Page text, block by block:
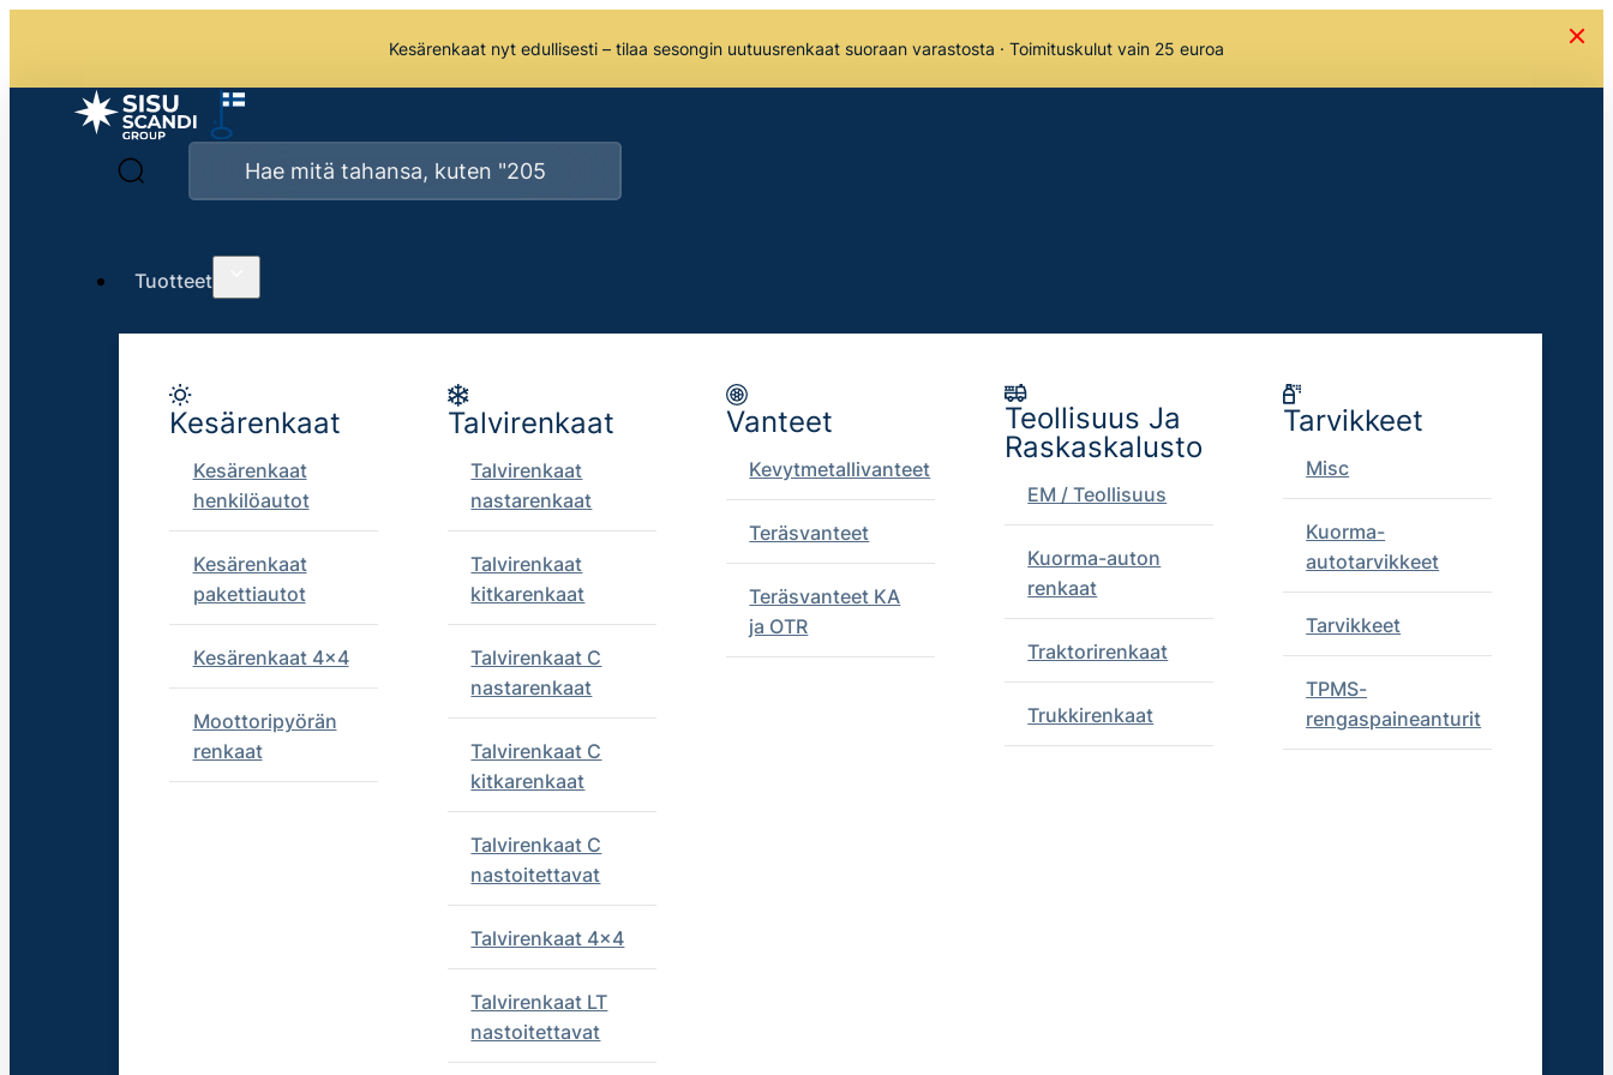
Kesärenkaat nyt edullisesti – tilaa sesongin uutuusrenkaat suoraan varastosta · Toimituskulut vain 25 euroa
Tuotteet
Kesärenkaat
Kesärenkaat
henkilöautot
Kesärenkaat
pakettiautot
Kesärenkaat 4x4
Moottoripyörän
renkaat
Talvirenkaat
Talvirenkaat
nastarenkaat
Talvirenkaat
kitkarenkaat
Talvirenkaat C
nastarenkaat
Talvirenkaat C
kitkarenkaat
Talvirenkaat C
nastoitettavat
Talvirenkaat 4x4
Talvirenkaat LT
nastoitettavat
Vanteet
Kevytmetallivanteet
Teräsvanteet
Teräsvanteet KA
ja OTR
Teollisuus Ja
Raskaskalusto
EM / Teollisuus
Kuorma-auton
renkaat
Traktorirenkaat
Trukkirenkaat
Tarvikkeet
Misc
Kuorma-
autotarvikkeet
Tarvikkeet
TPMS-
rengaspaineanturit